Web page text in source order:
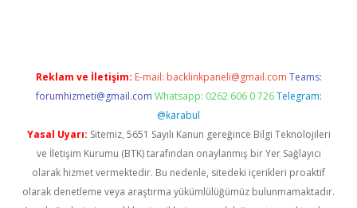
Reklam ve İletişim: E-mail: backlinkpaneli@gmail.com Teams:
forumhizmeti@gmail.com Whatsapp: 0262 606 0 726 Telegram:
@karabul
Yasal Uyarı: Sitemiz, 5651 Sayılı Kanun gereğince Bilgi Teknolojileri
ve İletişim Kurumu (BTK) tarafından onaylanmış bir Yer Sağlayıcı
olarak hizmet vermektedir. Bu nedenle, sitedeki içerikleri proaktif
olarak denetleme veya araştırma yükümlülüğümüz bulunmamaktadır.